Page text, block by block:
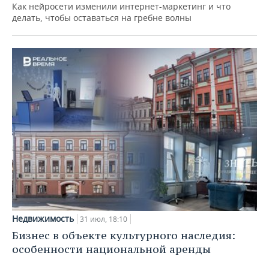
Как нейросети изменили интернет-маркетинг и что
делать, чтобы оставаться на гребне волны
Недвижимость 31 июл, 18:10
Бизнес в объекте культурного наследия:
особенности национальной аренды